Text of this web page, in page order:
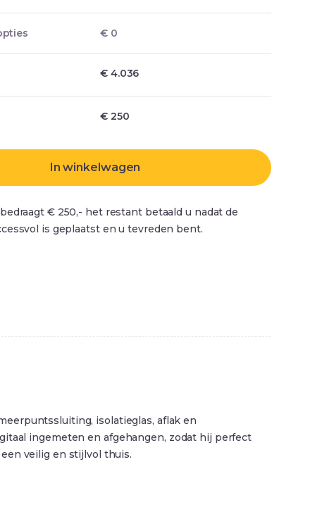
€ 0
€ 4.036
€250
In winkelwagen
€ 250,- het restant betaald u nadat de
is geplaatst en u tevreden bent.
isolatieglas, aflak en
ingemeten en afgehangen, zodat hij perfect
veilig en stijlvol thuis.